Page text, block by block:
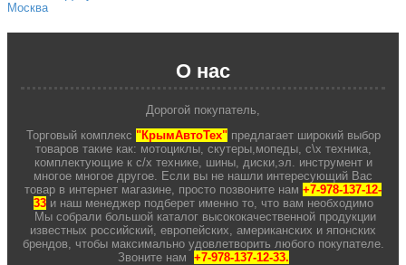
Москва
О нас
Дорогой покупатель,
Торговый комплекс "КрымАвтоТех"предлагает широкий выбор
товаров такие как: мотоциклы, скутеры,мопеды, с\х техника,
комплектующие к с/х технике, шины, диски,эл. инструмент и
многое многое другое. Если вы не нашли интересующий Вас
товар в интернет магазине, просто позвоните нам +7-978-137-12-
33 и наш менеджер подберет именно то, что вам необходимо
Мы собрали большой каталог высококачественной продукции
известных российский, европейских, американских и японских
брендов, чтобы максимально удовлетворить любого покупателе.
Звоните нам +7-978-137-12-33.